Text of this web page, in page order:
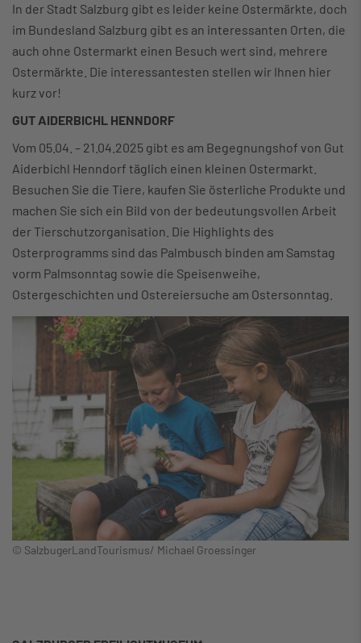
In der Stadt Salzburg gibt es leider keine Ostermärkte, doch
im Bundesland Salzburg gibt es an interessanten Orten, die
auch ohne Ostermarkt einen Besuch wert sind, mehrere
Ostermärkte. Die interessantesten stellen wir Ihnen hier
kurz vor!
GUT AIDERBICHL HENNDORF
Vom 05.04. – 21.04.2025 gibt es am Begegnungshof von Gut
Aiderbichl Henndorf täglich einen kleinen Ostermarkt.
Besuchen Sie die Tiere, kaufen Sie österliche Produkte und
machen Sie sich ein Bild von der bedeutungsvollen Arbeit
der Tierschutzorganisation. Die Highlights des
Osterprogramms sind das Palmbusch binden am Samstag
vorm Palmsonntag sowie die Speisenweihe,
Ostergeschichten und Ostereiersuche am Ostersonntag.
© SalzbugerLandTourismus/ Michael Groessinger